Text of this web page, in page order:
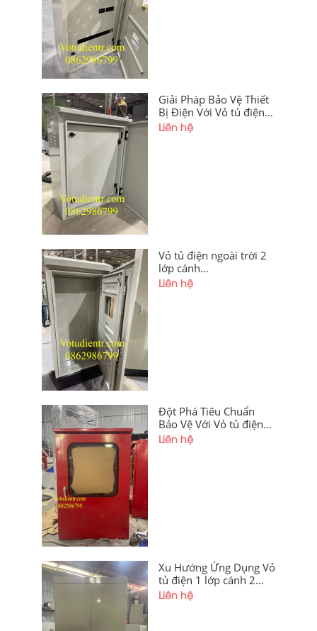
Giải Pháp Bảo Vệ Thiết
Bị Điện Với Vỏ tủ điện
ngoài trời 2 lớp cánh
1200x600x250mm
Liên hệ
Vỏ tủ điện ngoài trời 2
lớp cánh
1400x600x250x1,2mm
sơn tĩnh điện có tấm
Liên hệ
Đột Phá Tiêu Chuẩn
Bảo Vệ Với Vỏ tủ điện
ngoài trời cánh mica
Màu Đỏ
Liên hệ
Xu Hướng Ứng Dụng Vỏ
tủ điện 1 lớp cánh 2
Cánh Mở 2 Bên
1800x1200x350x1.5mm
Liên hệ